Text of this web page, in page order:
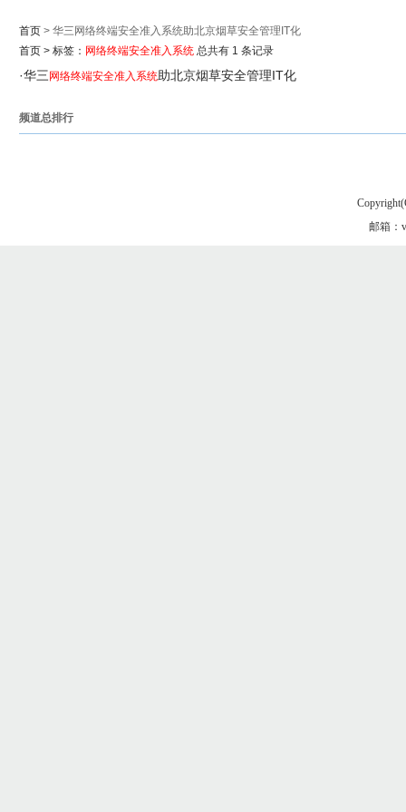
首页> 华三网络终端安全准入系统助北京烟草安全管理IT化
首页> 标签： 网络终端安全准入系统总共有 1 条记录
·华三 网络终端安全准入系统助北京烟草安全管理IT化
频道总排行
邮箱：